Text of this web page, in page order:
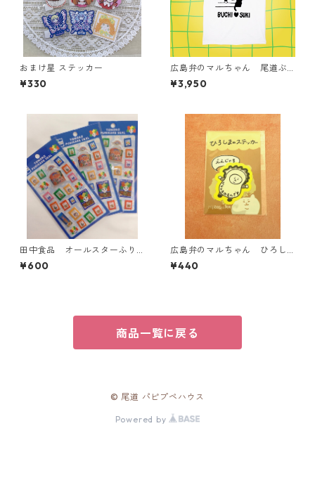
おまけ星 ステッカー
¥330
広島弁のマルちゃん 尾道ぶ
ち♡好きTシャツ
¥3,950
田中食品 オールスターふり
かけシール
¥600
広島弁のマルちゃん ひろし
まのステッカー【広島かき】
¥440
商品一覧に戻る
© 尾道 パピプペハウス
Powered by